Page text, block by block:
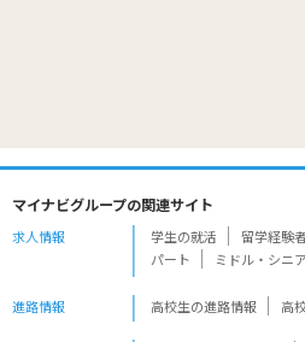
マイナビグループの関連サイト
求人情報 学生の就活 留学経験
パート
ミドル・シニ
進路情報 高校生の進路情報 高